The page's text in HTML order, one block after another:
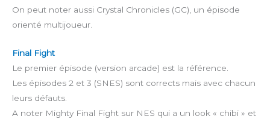
On peut noter aussi Crystal Chronicles (GC), un épisode
orienté multijoueur.
Final Fight
Le premier épisode (version arcade) est la référence.
Les épisodes 2 et 3 (SNES) sont corrects mais avec chacun
leurs défauts.
A noter Mighty Final Fight sur NES qui a un look « chibi » et